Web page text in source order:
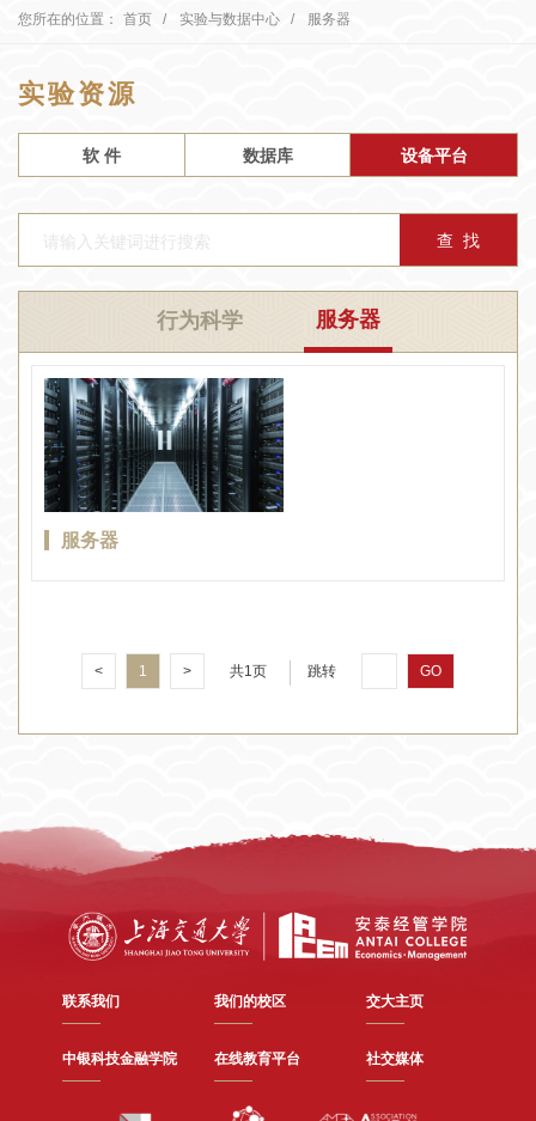
您所在的位置： 首页 实验与数据中心 服务器
实验资源
软 件 数据库 设备平台
行为科学 服务器
服务器
< 1 > 共1页 跳转 GO
联系我们 我们的校区 交大主页
中银科技金融学院 在线教育平台 社交媒体